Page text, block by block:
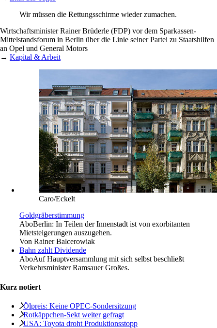
Wir müssen die Rettungsschirme wieder zumachen.
Wirtschaftsminister Rainer Brüderle (FDP) vor dem Sparkassen-
Mittelstandsforum in Berlin über die Linie seiner Partei zu Staatshilfen
an Opel und General Motors
→ Kapital & Arbeit
Caro/Eckelt
Goldgräberstimmung
AboBerlin: In Teilen der Innenstadt ist von exorbitanten
Mietsteigerungen auszugehen.
Von Rainer Balcerowiak
Bahn zahlt Dividende
AboAuf Hauptversammlung mit sich selbst beschließt
Verkehrsminister Ramsauer Großes.
Kurz notiert
Ölpreis: Keine OPEC-Sondersitzung
Rotkäppchen-Sekt weiter gefragt
USA: Toyota droht Produktionsstopp